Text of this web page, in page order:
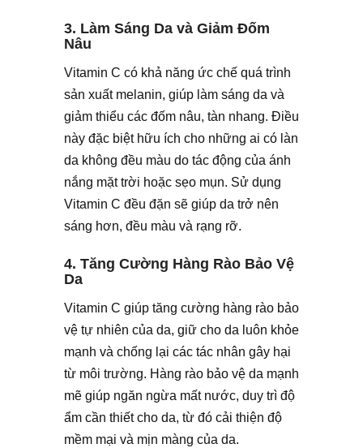
3. Làm Sáng Da và Giảm Đốm
Nâu
Vitamin C có khả năng ức chế quá trình
sản xuất melanin, giúp làm sáng da và
giảm thiểu các đốm nâu, tàn nhang. Điều
này đặc biệt hữu ích cho những ai có làn
da không đều màu do tác động của ánh
nắng mặt trời hoặc sẹo mụn. Sử dụng
Vitamin C đều đặn sẽ giúp da trở nên
sáng hơn, đều màu và rạng rỡ.
4. Tăng Cường Hàng Rào Bảo Vệ
Da
Vitamin C giúp tăng cường hàng rào bảo
vệ tự nhiên của da, giữ cho da luôn khỏe
mạnh và chống lại các tác nhân gây hại
từ môi trường. Hàng rào bảo vệ da mạnh
mẽ giúp ngăn ngừa mất nước, duy trì độ
ẩm cần thiết cho da, từ đó cải thiện độ
mềm mại và mịn màng của da.